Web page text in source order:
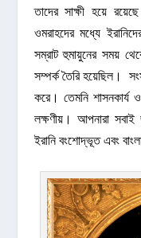
তাদের সাক্ষী হয়ে
ওমরাহদের মধ্যে
সম্রাট হুমায়ুনের সময়
সম্পর্ক তৈরি হয়েছিল।
করে। তেমনি শাসনকার্য
লক্ষণীয়। আপনারা
ইরানি বংশোদ্ভূত এবং